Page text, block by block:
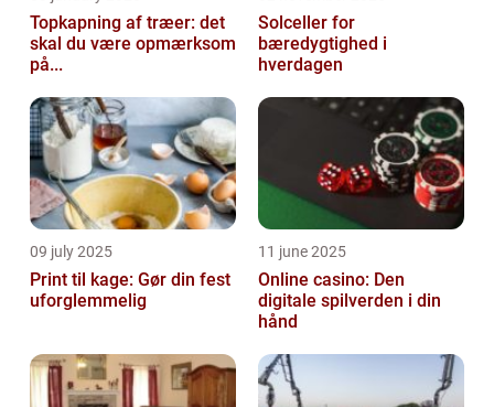
Topkapning af træer: det
skal du være opmærksom
på...
Solceller for
bæredygtighed i
hverdagen
09 july 2025
Print til kage: Gør din fest
uforglemmelig
11 june 2025
Online casino: Den
digitale spilverden i din
hånd